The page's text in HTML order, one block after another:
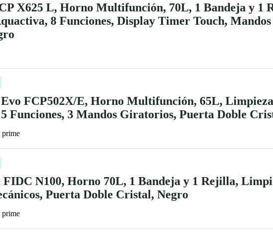
X625 L, Horno Multifunción, 70L, 1 Bandeja y 1
8 Funciones, Display Timer Touch,
FCP502X/E, Horno Multifunción, 65L,
Funciones, 3 Mandos Giratorios, Puerta Doble
FIDC N100, Horno 70L, 1 Bandeja y 1 Rejilla,
Puerta Doble Cristal, Negro